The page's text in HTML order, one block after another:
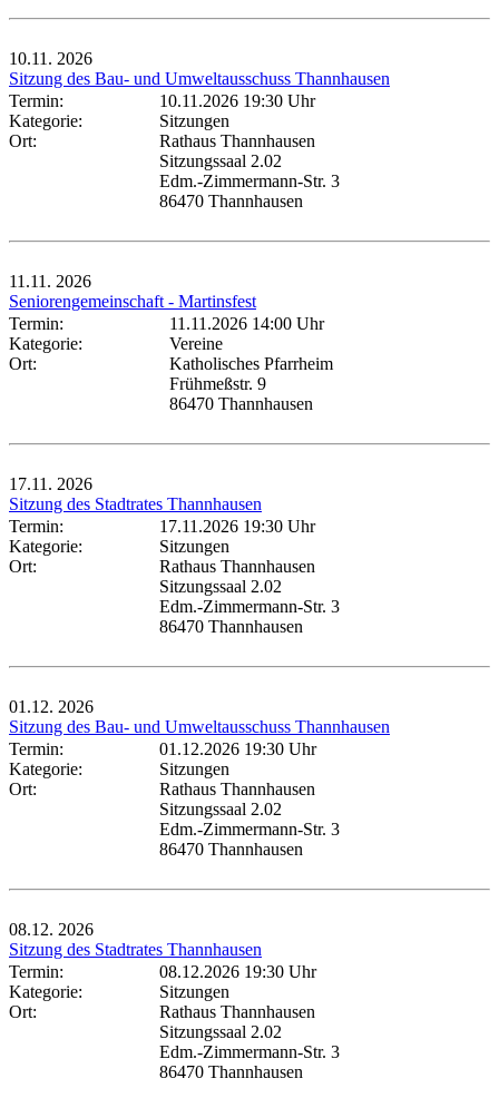
10.11. 2026
Sitzung des Bau- und Umweltausschuss Thannhausen
Termin:
10.11.2026 19:30 Uhr
Kategorie:
Sitzungen
Ort:
Rathaus Thannhausen
Sitzungssaal 2.02
Edm.-Zimmermann-Str. 3
86470 Thannhausen
11.11. 2026
Seniorengemeinschaft - Martinsfest
Termin:
11.11.2026 14:00 Uhr
Kategorie:
Vereine
Ort:
Katholisches Pfarrheim
Frühmeßstr. 9
86470 Thannhausen
17.11. 2026
Sitzung des Stadtrates Thannhausen
Termin:
17.11.2026 19:30 Uhr
Kategorie:
Sitzungen
Ort:
Rathaus Thannhausen
Sitzungssaal 2.02
Edm.-Zimmermann-Str. 3
86470 Thannhausen
01.12. 2026
Sitzung des Bau- und Umweltausschuss Thannhausen
Termin:
01.12.2026 19:30 Uhr
Kategorie:
Sitzungen
Ort:
Rathaus Thannhausen
Sitzungssaal 2.02
Edm.-Zimmermann-Str. 3
86470 Thannhausen
08.12. 2026
Sitzung des Stadtrates Thannhausen
Termin:
08.12.2026 19:30 Uhr
Kategorie:
Sitzungen
Ort:
Rathaus Thannhausen
Sitzungssaal 2.02
Edm.-Zimmermann-Str. 3
86470 Thannhausen